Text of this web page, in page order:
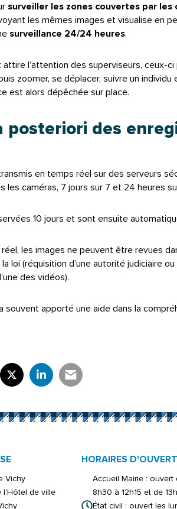
surveiller les zones couvertes par les
les mêmes images et visualise en
surveillance 24/24 heures.
attire l’attention des superviseurs, ceux-
zoomer, se déplacer, suivre un
est alors dépêchée sur place.
posteriori des
en temps réel sur des serveurs
les caméras, 7 jours sur 7 et 24 heures
10 jours et sont ensuite
les images ne peuvent être revues
loi (réquisition d’une autorité judiciaire
des vidéos).
souvent apporté une aide dans la
sur Facebook
dans un nouvel onglet)
Partager sur X (Twitter)
(ouverture dans un nouvel onglet)
Partager sur LinkedIn
(ouverture dans un nouvel
Partager par e-mail
(ouverture dans un
Vichy
l'Hôtel de ville
HORAIRES
Accueil Mairie :
8h30 à 12h15 et de
État civil : ouvert les